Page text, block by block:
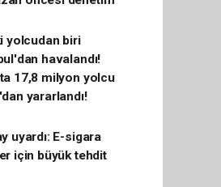
yolcudan biri
havalandı!
17,8 milyon yolcu
yararlandı!
uyardı: E-sigara
için büyük tehdit